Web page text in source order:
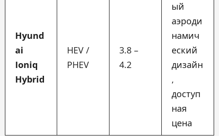
Hyund
ai
Ioniq
Hybrid
HEV /
PHEV
3.8 –
4.2
ый
аэроди
намич
еский
дизайн
,
доступ
ная
цена